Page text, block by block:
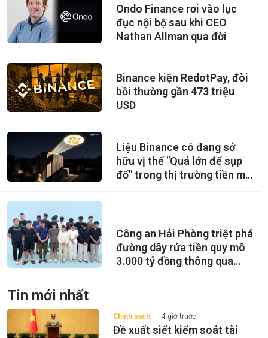
Ondo Finance rơi vào lục
đục nội bộ sau khi CEO
Nathan Allman qua đời
Binance kiện RedotPay, đòi
bồi thường gần 473 triệu
USD
Liệu Binance có đang sở
hữu vị thế "Quá lớn để sụp
đổ" trong thị trường tiền mã
Công an Hải Phòng triệt phá
đường dây rửa tiền quy mô
3.000 tỷ đồng thông qua
Tin mới nhất
Chính sách 4 giờ trước
Đề xuất siết kiểm soát tài